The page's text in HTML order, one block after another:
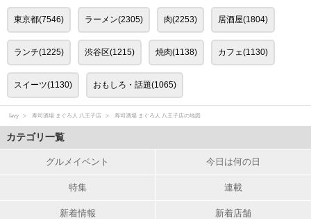
東京都(7546) ラーメン(2305) 肉(2253) 居酒屋(1804)
ランチ(1225) 渋谷区(1215) 焼肉(1138) カフェ(1130)
スイーツ(1130) おもしろ・話題(1065)
favy 寿司酒場 まぐろ人 八王子店 寿司酒場 まぐろ人 八王子店の地図
カテゴリ一覧
グルメイベント 今日は何の日
特集 連載
新着情報 新着店舗